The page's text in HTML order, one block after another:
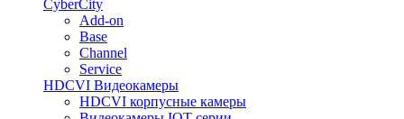
CyberCity
Add-on
Base
Channel
Service
HDCVI Видеокамеры
HDCVI корпусные камеры